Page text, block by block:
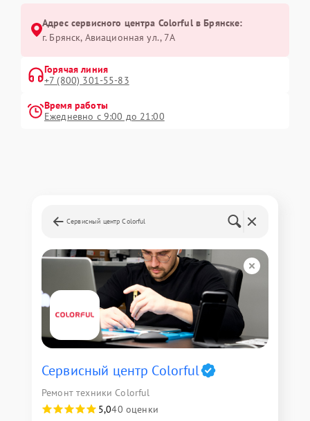
Адрес сервисного центра Colorful в Брянске:
г. Брянск, Авиационная ул., 7А
Горячая линия
+7 (800) 301-55-83
Время работы
Ежедневно с 9:00 до 21:00
Сервисный центр Colorful
Сервисный центр Colorful
Ремонт техники Colorful
5,040 оценки